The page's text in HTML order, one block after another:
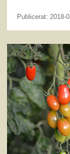
Publicerat: 2018-